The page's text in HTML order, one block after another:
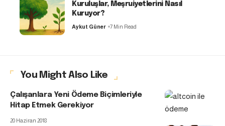
Kuruluşlar, Meşruiyetlerini Nasıl
Kuruyor?
Aykut Güner 7 Min Read
You Might Also Like
Çalışanlara Yeni Ödeme Biçimleriyle
Hitap Etmek Gerekiyor
20 Haziran 2018